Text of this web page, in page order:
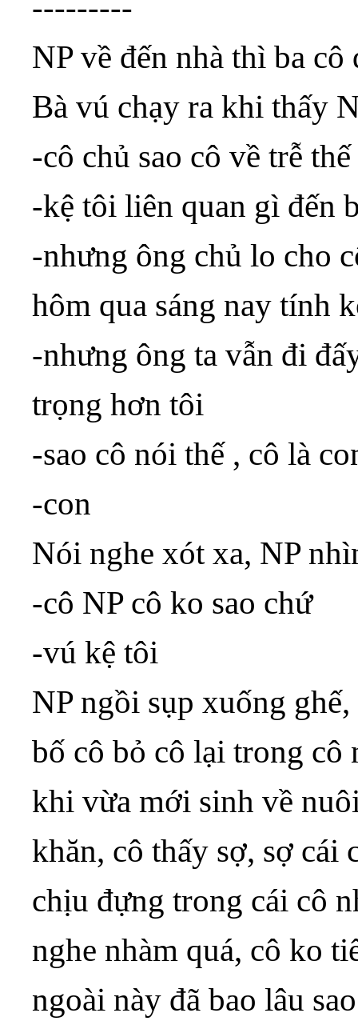
NP về đến nhà thì ba cô
Bà vú chạy ra khi thấy
-cô chủ sao cô về trễ thế
-kệ tôi liên quan gì đến
-nhưng ông chủ lo cho
hôm qua sáng nay tính
-nhưng ông ta vẫn đi
trọng hơn tôi
-sao cô nói thế , cô là
-con
Nói nghe xót xa, NP
-cô NP cô ko sao chứ
-vú kệ tôi
NP ngồi sụp xuống
bố cô bỏ cô lại trong cô
khi vừa mới sinh về
khăn, cô thấy sợ, sợ cái
chịu đựng trong cái cô
nghe nhàm quá, cô ko
ngoài này đã bao lâu